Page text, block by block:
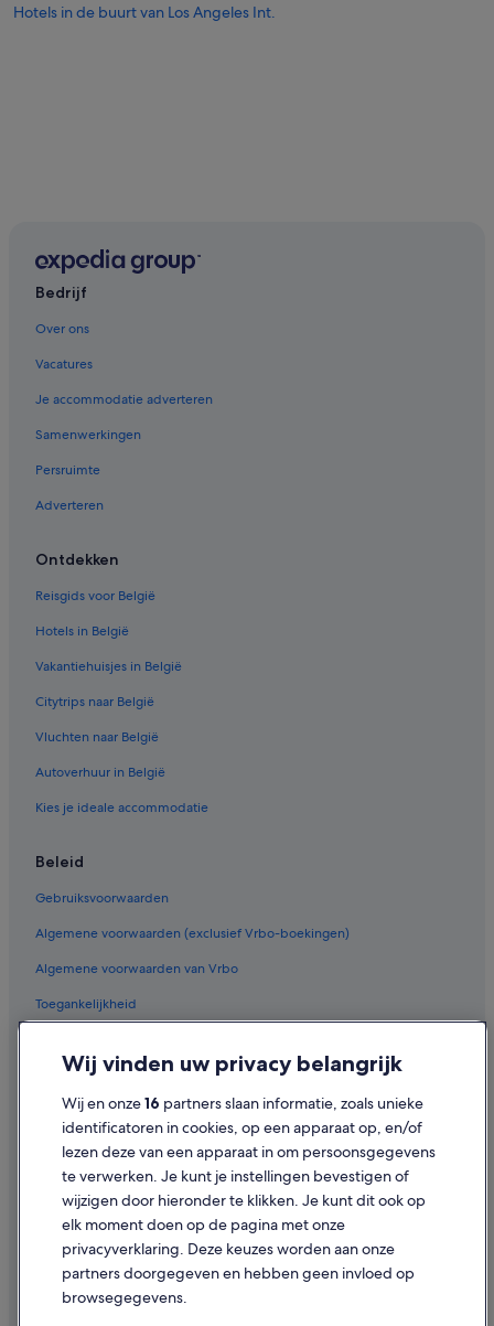
Hotels in de buurt van Los Angeles Int.
Bedrijf
Over ons
Vacatures
Je accommodatie adverteren
Samenwerkingen
Persruimte
Adverteren
Ontdekken
Reisgids voor België
Hotels in België
Vakantiehuisjes in België
Citytrips naar België
Vluchten naar België
Autoverhuur in België
Kies je ideale accommodatie
Beleid
Gebruiksvoorwaarden
Algemene voorwaarden (exclusief Vrbo-boekingen)
Algemene voorwaarden van Vrbo
Toegankelijkheid
Cookies
Juridische informatie/Contact
Inhoudsrichtlijnen en inhoud rapporteren
Hulp
Ondersteuning
Je boeking wijzigen of annuleren
Restitutieproces en tijdsbestek
Wij vinden uw privacy belangrijk
Wij en onze16 partners slaan informatie, zoals unieke
identificatoren in cookies, op een apparaat op, en/of
lezen deze van een apparaat in om persoonsgegevens
te verwerken. Je kunt je instellingen bevestigen of
wijzigen door hieronder te klikken. Je kunt dit ook op
elk moment doen op de pagina met onze
privacyverklaring. Deze keuzes worden aan onze
partners doorgegeven en hebben geen invloed op
browsegegevens.